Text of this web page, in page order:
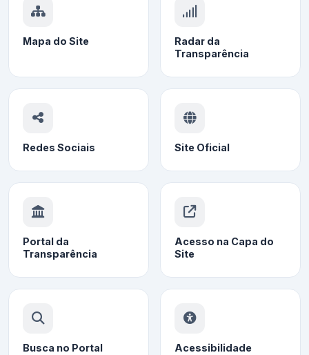
Mapa do Site
Radar da
Transparência
Redes Sociais Site Oficial
Portal da
Transparência
Acesso na Capa do
Site
Busca no Portal Acessibilidade